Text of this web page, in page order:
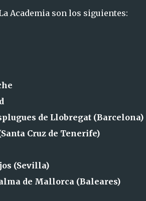
Academia son los siguientes:
de Llobregat (Barcelona)
Cruz de Tenerife)
(Sevilla)
de Mallorca (Baleares)